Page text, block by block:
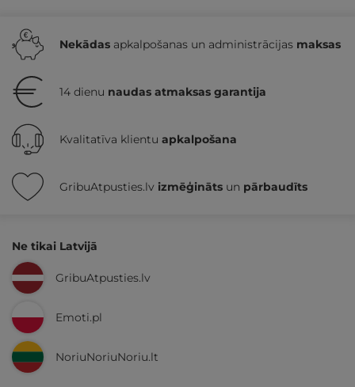
Nekādas apkalpošanas un administrācijas maksas
14 dienu naudas atmaksas garantija
Kvalitatīva klientu apkalpošana
GribuAtpusties.lv izmēģināts un pārbaudīts
Ne tikai Latvijā
GribuAtpusties.lv
Emoti.pl
NoriuNoriuNoriu.lt